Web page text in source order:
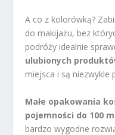
A co z kolorówką?
do makijażu, bez
podróży idealnie
ulubionych
miejsca i są niezwykle
Małe opakowania
pojemności do 100
bardzo wygodne